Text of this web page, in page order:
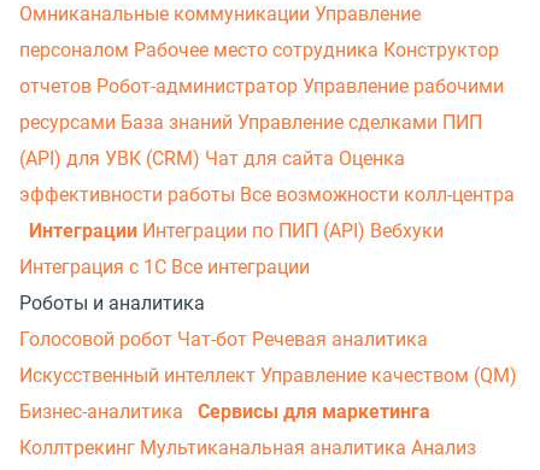
Омниканальные коммуникации Управление
персоналом Рабочее место сотрудника Конструктор
отчетов Робот-администратор Управление рабочими
ресурсами База знаний Управление сделками ПИП
(API) для УВК (CRM) Чат для сайта Оценка
эффективности работы Все возможности колл-центра
Интеграции Интеграции по ПИП (API) Вебхуки
Интеграция с 1С Все интеграции
Роботы и аналитика
Голосовой робот Чат-бот Речевая аналитика
Искусственный интеллект Управление качеством (QM)
Бизнес-аналитика
Сервисы для маркетинга
Коллтрекинг Мультиканальная аналитика Анализ